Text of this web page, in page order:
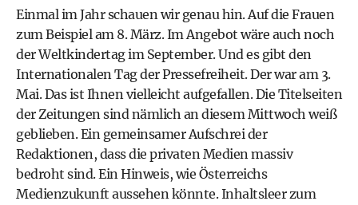
Einmal im Jahr schauen wir genau hin. Auf die Frauen
zum Beispiel am 8. März. Im Angebot wäre auch noch
der Weltkindertag im September. Und es gibt den
Internationalen Tag der Pressefreiheit. Der war am 3.
Mai. Das ist Ihnen vielleicht aufgefallen. Die Titelseiten
der Zeitungen sind nämlich an diesem Mittwoch weiß
geblieben. Ein gemeinsamer Aufschrei der
Redaktionen, dass die privaten Medien massiv
bedroht sind. Ein Hinweis, wie Österreichs
Medienzukunft aussehen könnte. Inhaltsleer zum